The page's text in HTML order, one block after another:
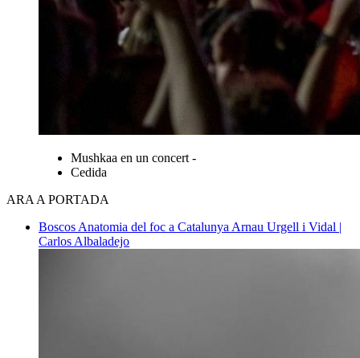
Mushkaa en un concert -
Cedida
ARA A PORTADA
Boscos Anatomia del foc a Catalunya Arnau Urgell i Vidal |
Carlos Albaladejo